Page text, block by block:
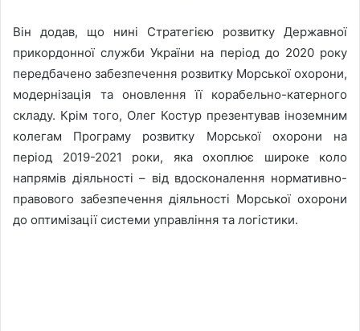
Він додав, що нині Стратегією розвитку Державної
прикордонної служби України на період до 2020 року
передбачено забезпечення розвитку Морської охорони,
модернізація та оновлення її корабельно-катерного
складу. Крім того, Олег Костур презентував іноземним
колегам Програму розвитку Морської охорони на
період 2019-2021 роки, яка охоплює широке коло
напрямів діяльності – від вдосконалення нормативно-
правового забезпечення діяльності Морської охорони
до оптимізації системи управління та логістики.